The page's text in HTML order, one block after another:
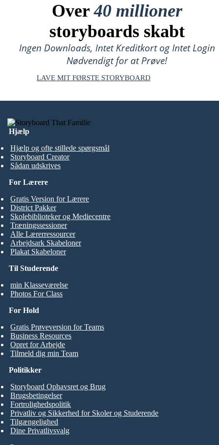
Over40 millioner
storyboards skabt
Ingen Downloads, Intet Kreditkort og Intet Login
Nødvendigt for at Prøve!
LAVE MIT FØRSTE STORYBOARD
Hjælp
Hjælp og ofte stillede spørgsmål
Storyboard Creator
Sådan udskrives
Til Studerende
min Klasseværelse
Photos For Class
For Lærere
Gratis Version for Lærere
District Pakker
Skolebiblioteker og Mediecentre
Træningssessioner
Alle Lærerressourcer
Arbejdsark Skabeloner
Plakat Skabeloner
For Hold
Gratis Prøveversion for Teams
Business Resources
Opret for Arbejde
Tilmeld dig min Team
Politikker
Storyboard Ophavsret og Brug
Brugsbetingelser
Fortrolighedspolitik
Privatliv og Sikkerhed for Skoler og Studerende
Tilgængelighed
Dine Privatlivsvalg